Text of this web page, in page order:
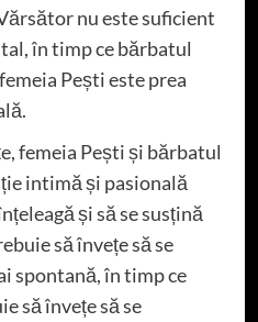
nu este suficient
în timp ce bărbatul
Pești este prea
femeia Pești și bărbatul
intimă și pasională
și să se susțină
să învețe să se
spontană, în timp ce
să învețe să se